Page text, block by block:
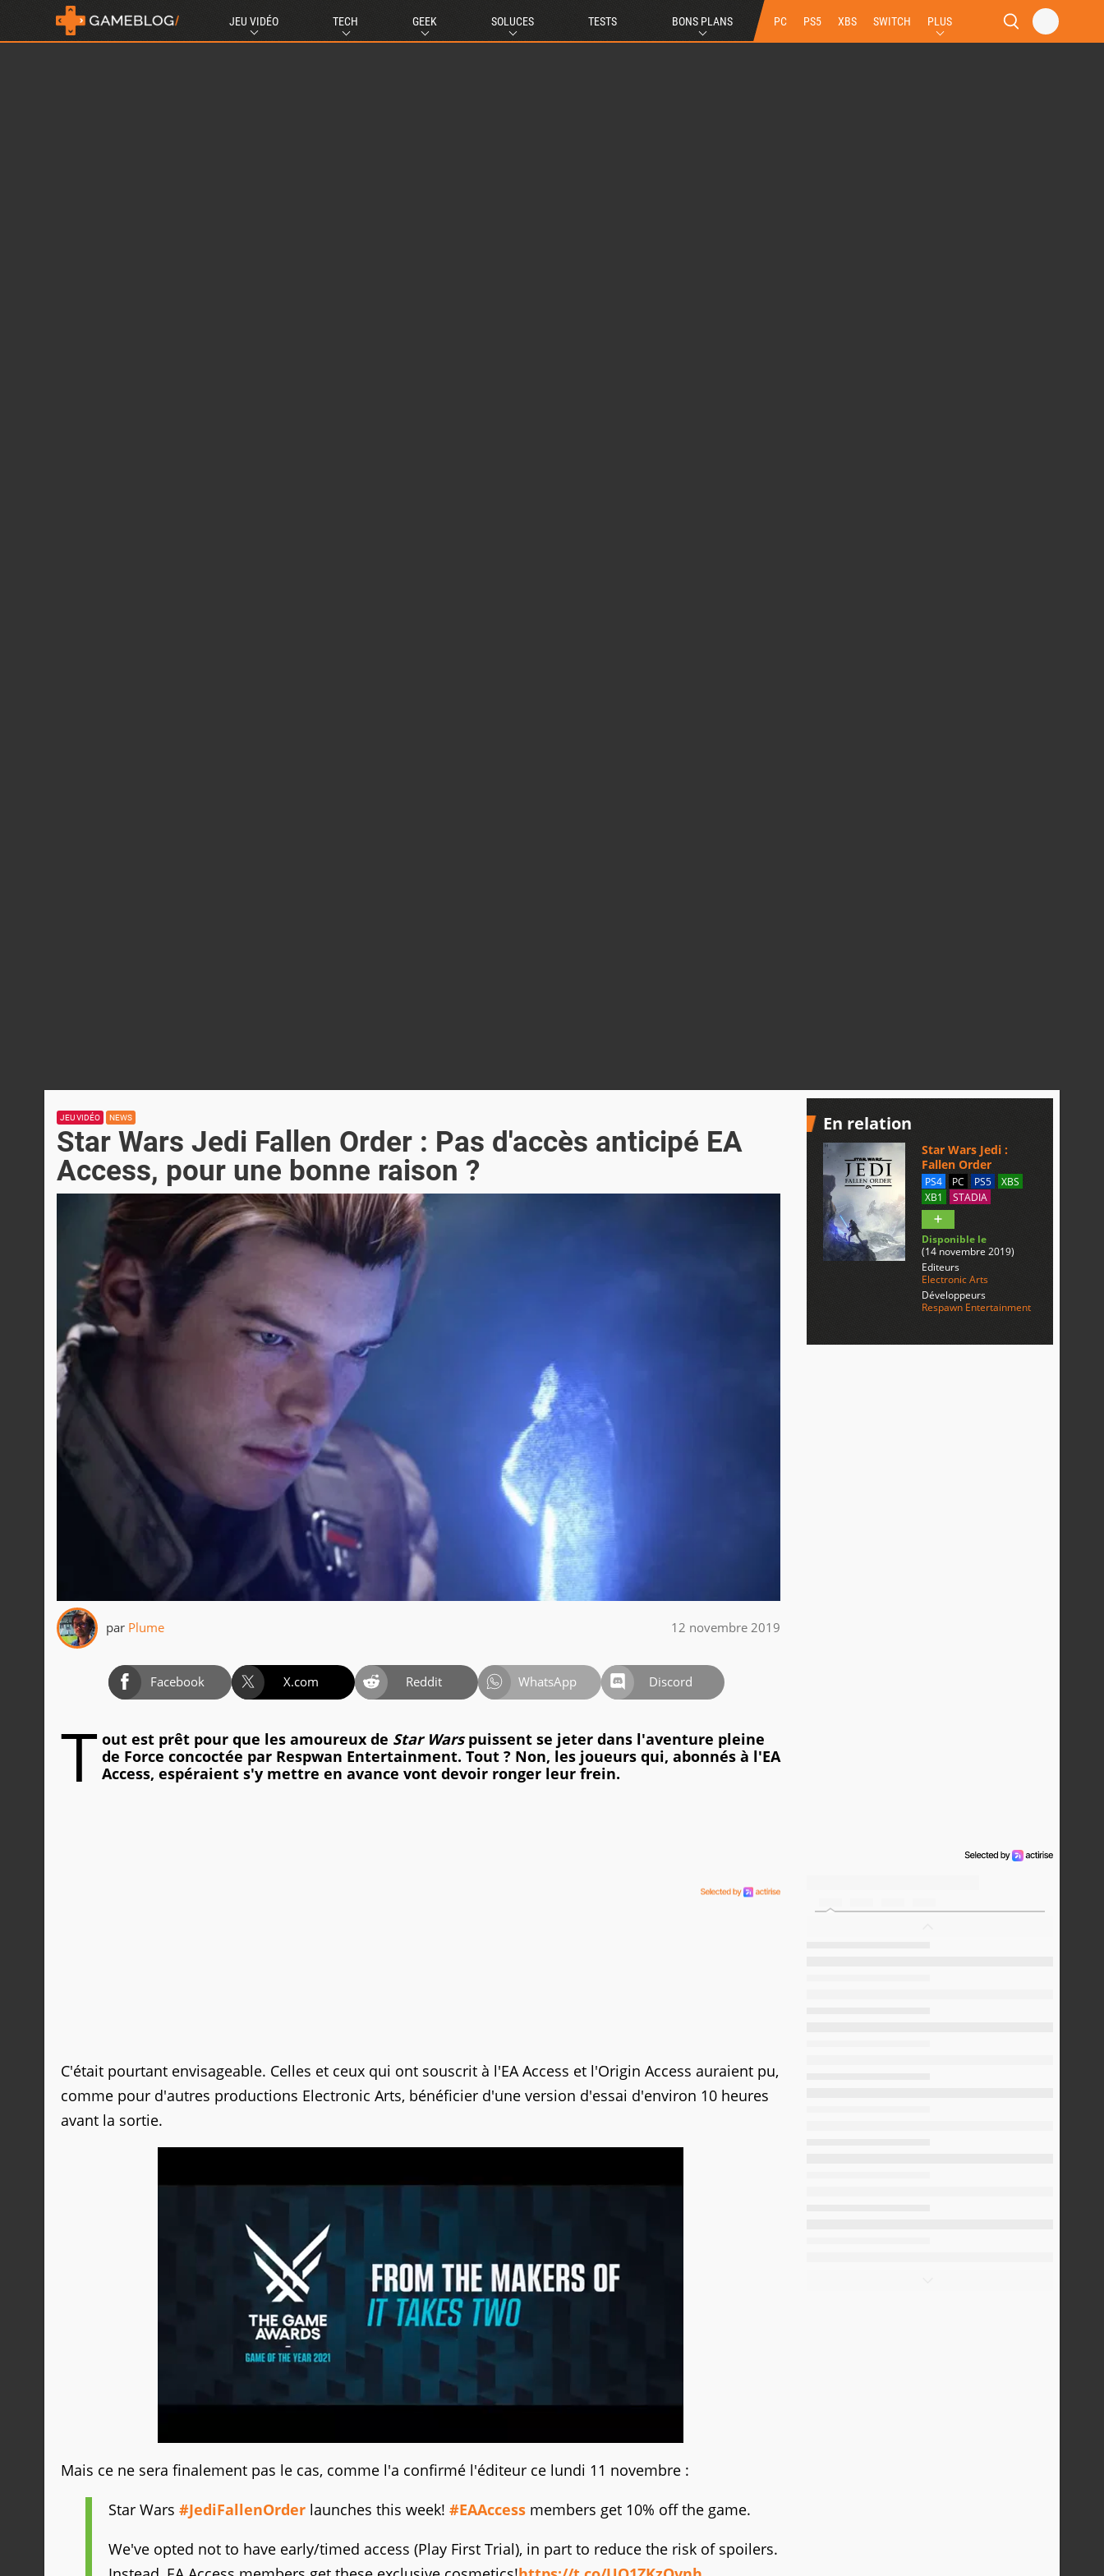
JEU VIDÉO TECH GEEK SOLUCES TESTS BONS PLANS PC PS5 XBS SWITCH PLUS
JEU VIDÉO NEWS
Star Wars Jedi Fallen Order : Pas d'accès anticipé EA
Access, pour une bonne raison ?
par Plume 12 novembre 2019
Facebook X.com Reddit WhatsApp Discord
T out est prêt pour que les amoureux de Star Warspuissent se jeter dans l'aventure pleine
de Force concoctée par Respwan Entertainment. Tout ? Non, les joueurs qui, abonnés à l'EA
Access, espéraient s'y mettre en avance vont devoir ronger leur frein.
C'était pourtant envisageable. Celles et ceux qui ont souscrit à l'EA Access et l'Origin Access auraient pu,
comme pour d'autres productions Electronic Arts, bénéficier d'une version d'essai d'environ 10 heures
avant la sortie.
Mais ce ne sera finalement pas le cas, comme l'a confirmé l'éditeur ce lundi 11 novembre :
Star Wars #JediFallenOrder launches this week! #EAAccess members get 10% off the game.
We've opted not to have early/timed access (Play First Trial), in part to reduce the risk of spoilers.
En relation
Star Wars Jedi :
Fallen Order
PS4 PC PS5
XBS
XB1
STADIA
Disponible le
(14 novembre 2019)
Editeurs
Electronic Arts
Développeurs
Respawn Entertainment